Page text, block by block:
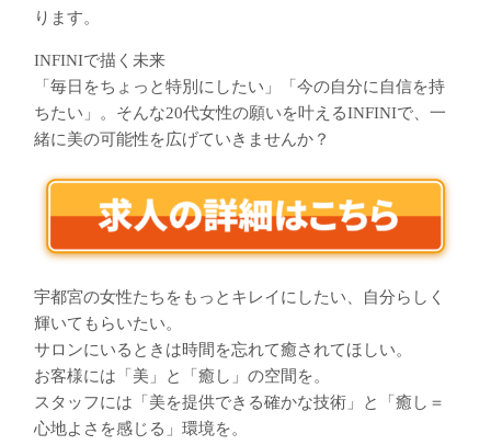
ります。
INFINIで描く未来
「毎日をちょっと特別にしたい」「今の自分に自信を持
ちたい」。そんな20代女性の願いを叶えるINFINIで、一
緒に美の可能性を広げていきませんか？
宇都宮の女性たちをもっとキレイにしたい、自分らしく
輝いてもらいたい。
サロンにいるときは時間を忘れて癒されてほしい。
お客様には「美」と「癒し」の空間を。
スタッフには「美を提供できる確かな技術」と「癒し＝
心地よさを感じる」環境を。